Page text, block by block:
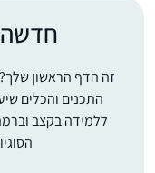
חדשה
זה הדף הראשון
התכנים והכלים
ללמידה בקצב